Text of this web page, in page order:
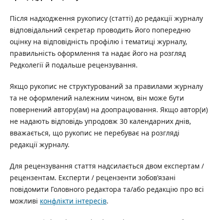
Після надходження рукопису (статті) до редакції журналу
відповідальний секретар проводить його попередню
оцінку на відповідність профілю і тематиці журналу,
правильність оформлення та надає його на розгляд
Редколегії й подальше рецензування.
Якщо рукопис не структурований за правилами журналу
та не оформлений належним чином, він може бути
повернений автору(ам) на доопрацювання. Якщо автор(и)
не надають відповідь упродовж 30 календарних днів,
вважається, що рукопис не перебуває на розгляді
редакції журналу.
Для рецензування стаття надсилається двом експертам /
рецензентам. Експерти / рецензенти зобов’язані
повідомити Головного редактора та/або редакцію про всі
можливі конфлікти інтересів.